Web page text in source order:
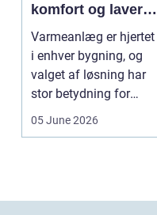
komfort og lavere
energiregning
Varmeanlæg er hjertet
i enhver bygning, og
valget af løsning har
stor betydning for
b&a...
05 June 2026